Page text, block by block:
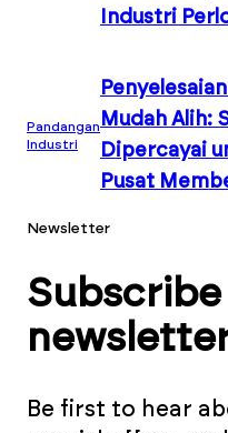
Industri
Pandangan
Industri
Mudah Alih:
Dipercayai
Pusat
Newsletter
Be first to hear